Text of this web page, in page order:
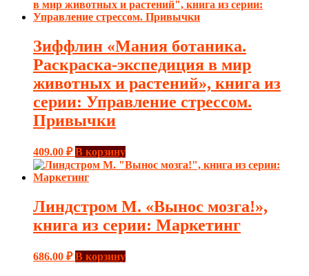
Зиффлин «Мания ботаника.
Раскраска-экспедиция в мир
животных и растений», книга из
серии: Управление стрессом.
Привычки
409.00 ₽ В корзину
Линдстром М. «Вынос мозга!»,
книга из серии: Маркетинг
686.00 ₽ В корзину